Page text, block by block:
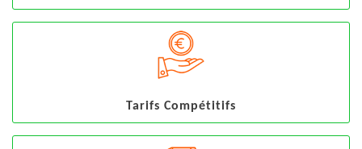
Tarifs Compétitifs